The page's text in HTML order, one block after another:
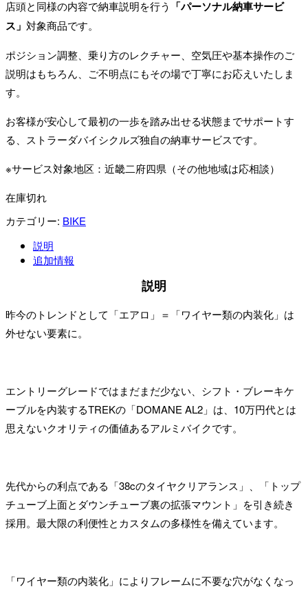
店頭と同様の内容で納車説明を行う
「パーソナル納車サービ
ス」 対象商品です。
ポジション調整、乗り方のレクチャー、空気圧や基本操作のご
説明はもちろん、ご不明点にもその場で丁寧にお応えいたしま
す。
お客様が安心して最初の一歩を踏み出せる状態までサポートす
る、ストラーダバイシクルズ独自の納車サービスです。
※サービス対象地区：近畿二府四県（その他地域は応相談）
在庫切れ
カテゴリー: BIKE
説明
追加情報
説明
昨今のトレンドとして「エアロ」＝「ワイヤー類の内装化」は
外せない要素に。
エントリーグレードではまだまだ少ない、シフト・ブレーキケ
ーブルを内装するTREKの「DOMANE AL2」は、10万円代とは
思えないクオリティの価値あるアルミバイクです。
先代からの利点である「38cのタイヤクリアランス」、「トップ
チューブ上面とダウンチューブ裏の拡張マウント」を引き続き
採用。最大限の利便性とカスタムの多様性を備えています。
「ワイヤー類の内装化」によりフレームに不要な穴がなくなっ